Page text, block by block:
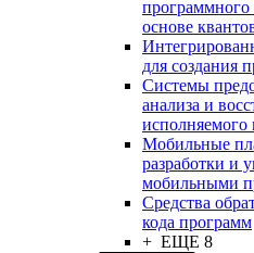
программного
основе
для создания
Системы
анализа и
исполняемого
Мобильные
разработки и
мобильными
Средства
кода программ
+ ЕЩЕ 8